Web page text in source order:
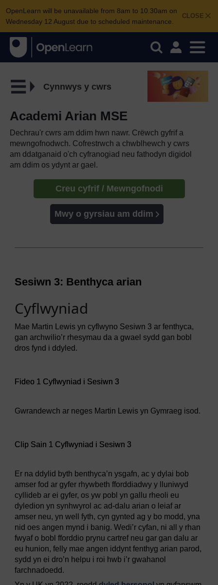
CLOSE
OpenLearn will be unavailable from 8am to 10.30am on
Wednesday 12 August due to scheduled maintenance.
Cynnwys y cwrs
Academi Arian MSE
Dechrau'r cwrs am ddim hwn nawr. Crëwch gyfrif a
mewngofnodwch. Cofrestrwch a chwblhewch y cwrs
am ddatganaid o'ch cyfranogiad neu fathodyn digidol
am ddim os ydynt ar gael.
Creu cyfrif / Mewngofnodi
Mwy o gyrsiau am ddim
Sesiwn 3: Benthyca arian
Cyflwyniad
Mae Martin Lewis yn cyflwyno Sesiwn 3 ar fenthyca,
gan archwilio’r rhesymau da a gwael sydd gan bobl
dros fynd i ddyled.
Fideo 1 Cyflwyniad i Sesiwn 3
Gwrandewch ar neges Martin Lewis yn Gymraeg isod.
Clip Sain 1 Cyflwyniad i Sesiwn 3
Er na ddylid byth benthyca’n ysgafn, ac y dylai bob
amser fod ar gyfer rhywbeth fforddiadwy y lluniwyd
cyllideb ar ei gyfer, os yw pobl yn gallu rheoli eu
dyledion yn synhwyrol ac ad-dalu arian o leiaf ar
amser neu, yn well fyth, cyn gynted ag y bo modd, yna
nid oes angen mynd i banig. Wedi’r cyfan, ni all y rhan
fwyaf o bobl fforddio prynu cartref neu gar gan dalu ar
eu hunion, felly mae angen iddynt fenthyg arian parod,
sydd yn ei dro’n helpu i roi hwb i’r gwahanol
farchnadoedd.